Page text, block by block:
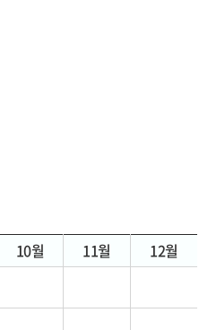
10월 11월
12월